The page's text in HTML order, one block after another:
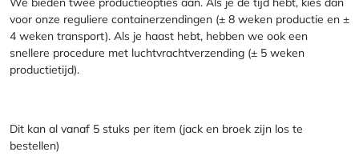
voor onze reguliere containerzendingen (± 8 weken productie en ±
4 weken transport). Als je haast hebt, hebben we ook een
snellere procedure met luchtvrachtverzending (± 5 weken
productietijd).
Dit kan al vanaf 5 stuks per item (jack en broek zijn los te
bestellen)